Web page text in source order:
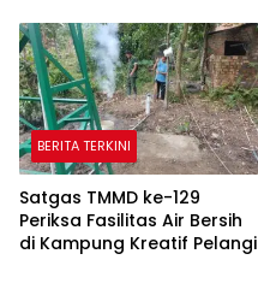
BERITA TERKINI
Satgas TMMD ke-129
Periksa Fasilitas Air Bersih
di Kampung Kreatif Pelangi